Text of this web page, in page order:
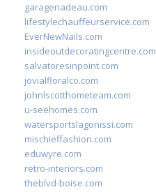
garagenadeau.com
lifestylechauffeurservice.com
EverNewNails.com
insideoutdecoratingcentre.com
salvatoresinpoint.com
jovialfloralco.com
johnlscotthometeam.com
u-seehomes.com
watersportslagonissi.com
mischieffashion.com
eduwyre.com
retro-interiors.com
theblvd-boise.com